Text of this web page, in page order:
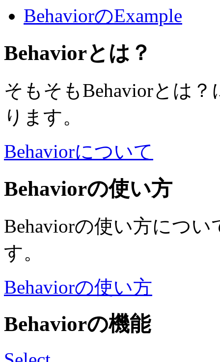
BehaviorのExample
Behaviorとは？
そもそもBehaviorとは
ります。
Behaviorについて
Behaviorの使い方
Behaviorの使い方につ
す。
Behaviorの使い方
Behaviorの機能